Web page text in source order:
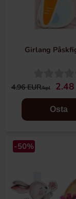
Girlang
4.96 EUR/kpl 2.48
Osta
-50%